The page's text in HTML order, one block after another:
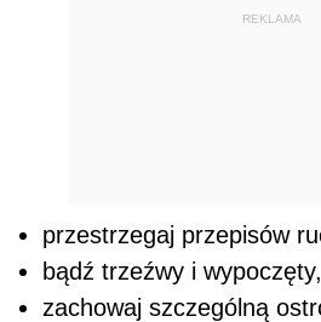
REKLAMA
przestrzegaj przepisów
bądź trzeźwy i wypoczęty,
zachowaj szczególną